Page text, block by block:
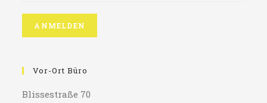
Vor-Ort Büro
Blissestraße 70